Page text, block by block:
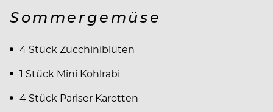
Sommergemüse
4 Stück Zucchiniblüten
1 Stück Mini Kohlrabi
4 Stück Pariser Karotten